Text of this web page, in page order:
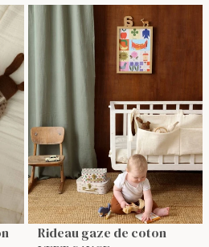
G
U
L
A
R
P
C
E
7
9
€
Rideau gaze de coton